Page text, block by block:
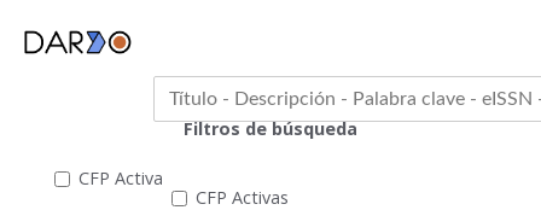
CFP Activas
Filtros de búsqueda
CFP Activa